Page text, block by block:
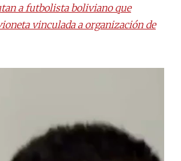
a futbolista boliviano que
vinculada a organización de